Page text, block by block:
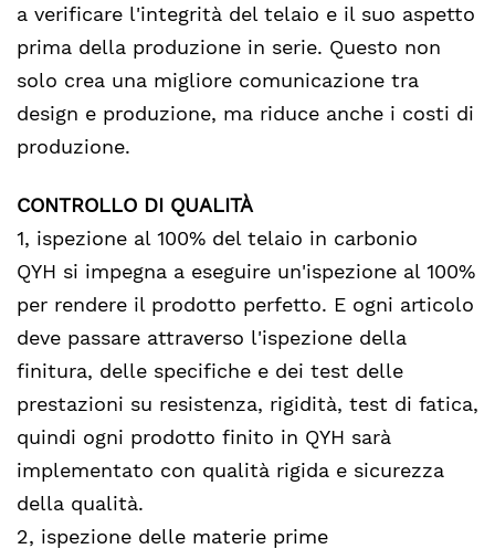
a verificare l'integrità del telaio e il suo aspetto
prima della produzione in serie. Questo non
solo crea una migliore comunicazione tra
design e produzione, ma riduce anche i costi di
produzione.
CONTROLLO DI QUALITÀ
1, ispezione al 100% del telaio in carbonio
QYH si impegna a eseguire un'ispezione al 100%
per rendere il prodotto perfetto. E ogni articolo
deve passare attraverso l'ispezione della
finitura, delle specifiche e dei test delle
prestazioni su resistenza, rigidità, test di fatica,
quindi ogni prodotto finito in QYH sarà
implementato con qualità rigida e sicurezza
della qualità.
2, ispezione delle materie prime